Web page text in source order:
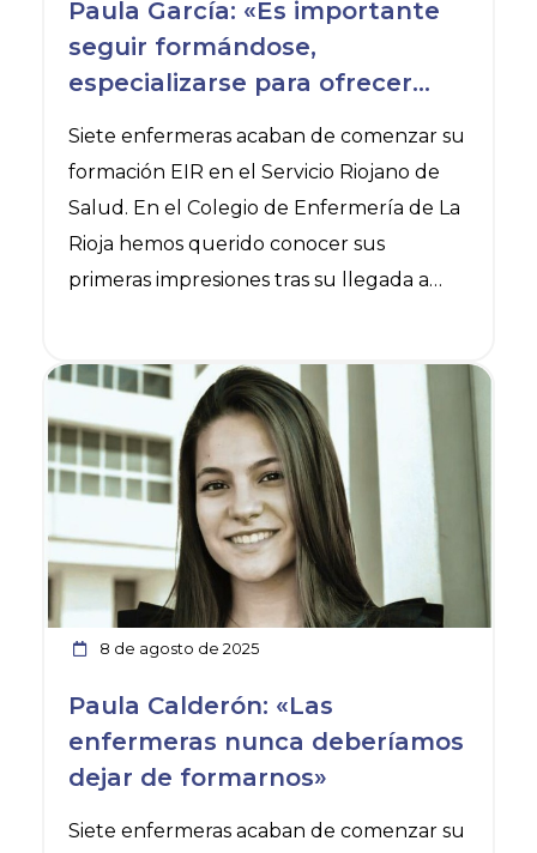
Henar López: «Estar tan especializada en
un campo concreto le…
Paula García: «Es importante
seguir formándose,
especializarse para ofrecer
Siete enfermeras acaban de comenzar su
formación EIR en el Servicio Riojano de
Salud. En el Colegio de Enfermería de La
Rioja hemos querido conocer sus
primeras impresiones tras su llegada a
8 de agosto de 2025
Paula Calderón: «Las
enfermeras nunca deberíamos
dejar de formarnos»
Siete enfermeras acaban de comenzar su
Ver noticia